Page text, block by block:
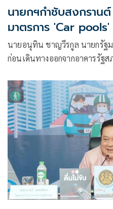
นายกฯกำชับสงกรานต์ เมาไม่ขับ ขับไม่ดื่ม ย้ำ
นายอนุทิน ชาญวีรกูล นายกรัฐ
ก่อนเดินทางออกจากอาคารรัฐ
สงกรานต์ ปี 2569